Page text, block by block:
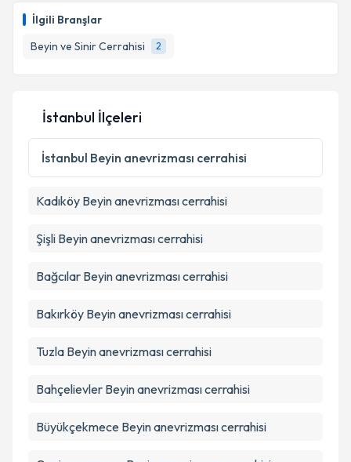
İlgili Branşlar
Beyin ve Sinir Cerrahisi
2
için bir takvim hazırlandığında e-posta ile
bilgilendireceğiz.
E-posta Adresiniz
Kişisel verilerimin işlenmesine ilişkin
Metni'ni okudum ve kişisel verilerimin belirtilen
Takvim Talebini Gönder
İstanbul İlçeleri
İstanbul Beyin anevrizması cerrahisi
Kadıköy Beyin anevrizması cerrahisi
Şişli Beyin anevrizması cerrahisi
Bağcılar Beyin anevrizması cerrahisi
Bakırköy Beyin anevrizması cerrahisi
Tuzla Beyin anevrizması cerrahisi
Bahçelievler Beyin anevrizması cerrahisi
Büyükçekmece Beyin anevrizması cerrahisi